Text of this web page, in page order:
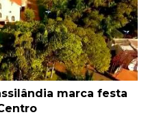
marca festa